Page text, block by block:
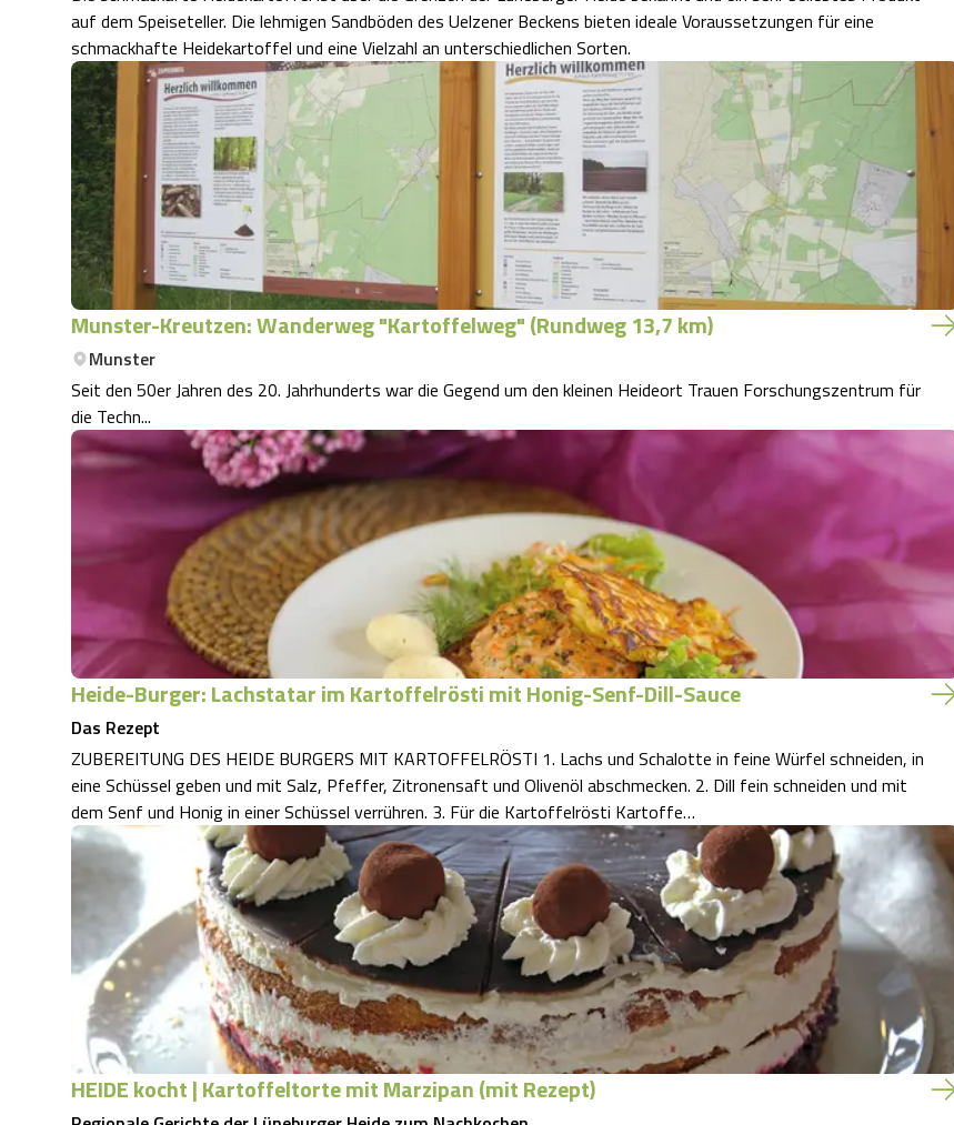
auf dem Speiseteller. Die lehmigen Sandböden des Uelzener Beckens bieten ideale Voraussetzungen für eine
schmackhafte Heidekartoffel und eine Vielzahl an unterschiedlichen Sorten.
Munster-Kreutzen: Wanderweg "Kartoffelweg" (Rundweg 13,7 km)
Munster
Seit den 50er Jahren des 20. Jahrhunderts war die Gegend um den kleinen Heideort Trauen Forschungszentrum für
die Techn...
Heide-Burger: Lachstatar im Kartoffelrösti mit Honig-Senf-Dill-Sauce
Das Rezept
ZUBEREITUNG DES HEIDE BURGERS MIT KARTOFFELRÖSTI 1. Lachs und Schalotte in feine Würfel schneiden, in
eine Schüssel geben und mit Salz, Pfeffer, Zitronensaft und Olivenöl abschmecken. 2. Dill fein schneiden und mit
dem Senf und Honig in einer Schüssel verrühren. 3. Für die Kartoffelrösti Kartoffe…
HEIDE kocht | Kartoffeltorte mit Marzipan (mit Rezept)